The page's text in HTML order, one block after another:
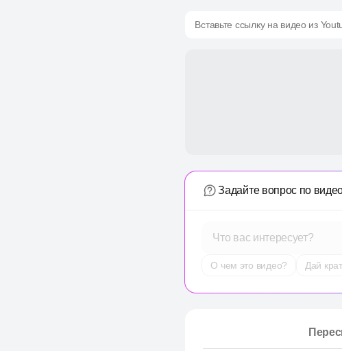
Вставьте ссылку на видео из
Задайте вопрос по
Что вас интересует?
О чем это видео? Дай